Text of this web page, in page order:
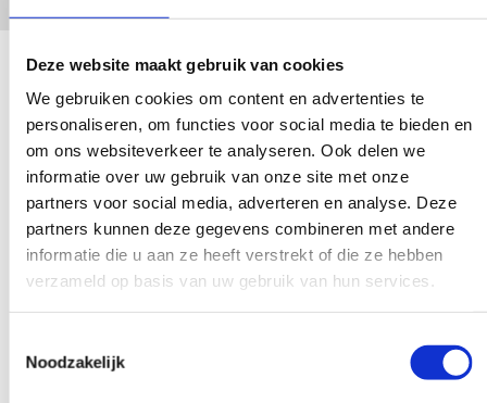
Deze website maakt gebruik van cookies
We gebruiken cookies om content en advertenties te
personaliseren, om functies voor social media te bieden en
om ons websiteverkeer te analyseren. Ook delen we
informatie over uw gebruik van onze site met onze
partners voor social media, adverteren en analyse. Deze
partners kunnen deze gegevens combineren met andere
informatie die u aan ze heeft verstrekt of die ze hebben
verzameld op basis van uw gebruik van hun services.
Noodzakelijk
Esther Luinge (ma/di/do/vr)
Secretaresse
T072 5279100 (optie 2)
Eklachtenengeschillen@dokh.nl
Femke Moerbeek (ma/di/wo/vr)
Jurist
T072 5279100 (optie 3)
Efmoerbeek@dokh.nl
Klachtenfunctionaris